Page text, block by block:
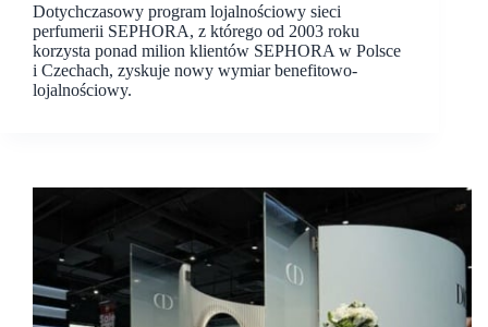
Dotychczasowy program lojalnościowy sieci
perfumerii SEPHORA, z którego od 2003 roku
korzysta ponad milion klientów SEPHORA w Polsce
i Czechach, zyskuje nowy wymiar benefitowo-
lojalnościowy.